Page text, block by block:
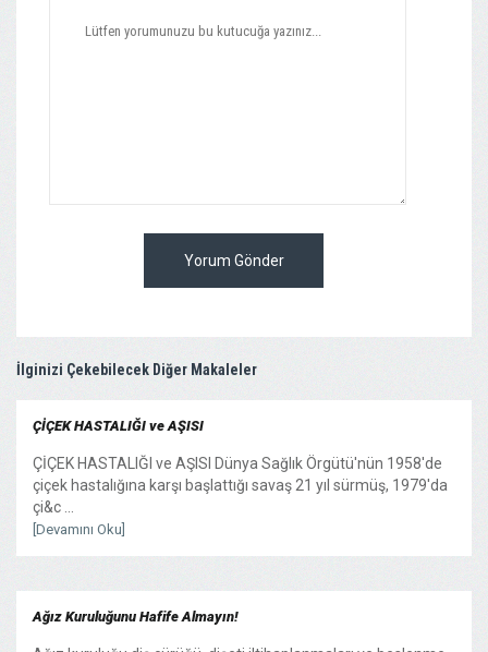
Yorum Gönder
İlginizi Çekebilecek Diğer Makaleler
ÇİÇEK HASTALIĞI ve AŞISI
ÇİÇEK HASTALIĞI ve AŞISI Dünya Sağlık Örgütü'nün 1958'de
çiçek hastalığına karşı başlattığı savaş 21 yıl sürmüş, 1979'da
çi&c ...
[Devamını Oku]
Ağız Kuruluğunu Hafife Almayın!